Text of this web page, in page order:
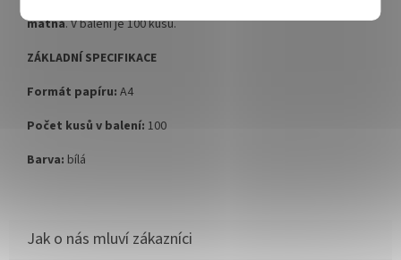
matná. V balení je 100 kusů.
ZÁKLADNÍ SPECIFIKACE
Formát papíru: A4
Počet kusů v balení: 100
Barva: bílá